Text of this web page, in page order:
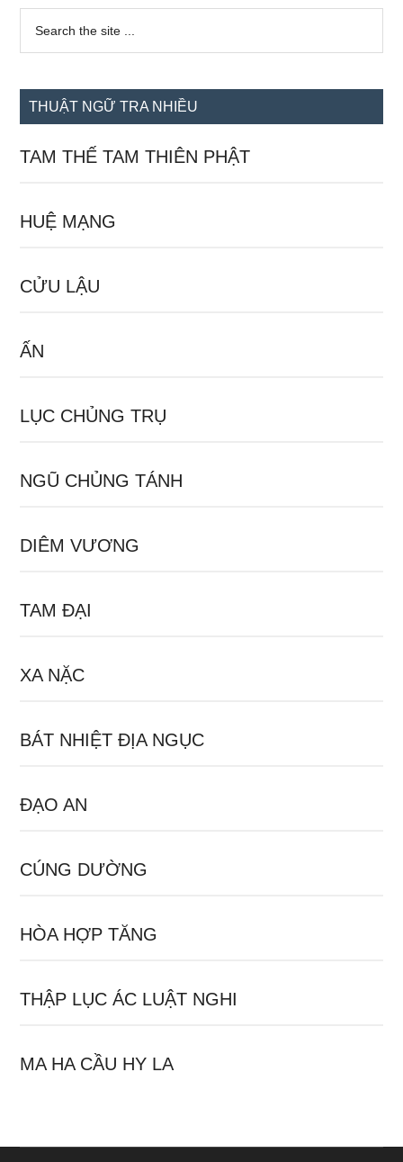
Sidebar
chính
...
THUẬT NGỮ TRA NHIỀU
TAM THẾ TAM THIÊN PHẬT
HUỆ MẠNG
CỬU LẬU
ẤN
LỤC CHỦNG TRỤ
NGŨ CHỦNG TÁNH
DIÊM VƯƠNG
TAM ĐẠI
XA NẶC
BÁT NHIỆT ĐỊA NGỤC
ĐẠO AN
CÚNG DƯỜNG
HÒA HỢP TĂNG
THẬP LỤC ÁC LUẬT NGHI
MA HA CẦU HY LA